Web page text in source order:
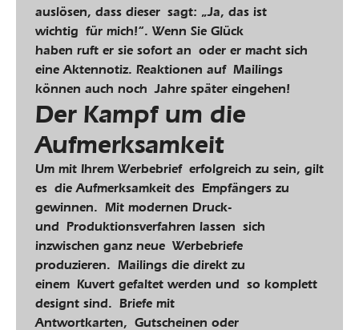
auslösen, dass dieser sagt: „Ja, das ist
wichtig für mich!“. Wenn Sie Glück
haben ruft er sie sofort an oder er macht sich
eine Aktennotiz. Reaktionen auf Mailings
können auch noch Jahre später eingehen!
Der Kampf um die
Aufmerksamkeit
Um mit Ihrem Werbebrief erfolgreich zu sein, gilt
es die Aufmerksamkeit des Empfängers zu
gewinnen. Mit modernen Druck-
und Produktionsverfahren lassen sich
inzwischen ganz neue Werbebriefe
produzieren. Mailings die direkt zu
einem Kuvert gefaltet werden und so komplett
designt sind. Briefe mit
Antwortkarten, Gutscheinen oder